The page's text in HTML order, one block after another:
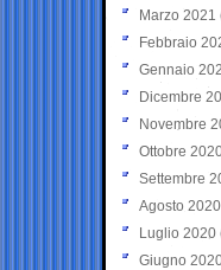
Marzo 2021
Febbraio
Gennaio
Dicembre
Novembre
Ottobre
Settembre
Agosto 2020
Luglio 2020
Giugno